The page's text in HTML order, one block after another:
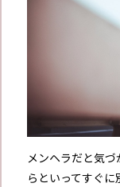
メンヘラだと気
らといってすぐ